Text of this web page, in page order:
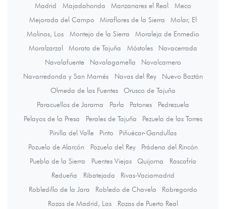
Madrid
Majadahonda Manzanares el Real
Meco
Mejorada del Campo
Miraflores de la Sierra
Molar, El
Molinos, Los
Montejo de la Sierra
Moraleja de Enmedio
Moralzarzal
Morata de Tajuña Móstoles
Navacerrada
Navalafuente
Navalagamella
Navalcarnero
Navarredonda y San Mamés
Navas del Rey
Nuevo Baztán
Olmeda de las Fuentes
Orusco de Tajuña
Paracuellos de Jarama
Parla Patones
Pedrezuela
Pelayos de la Presa
Perales de Tajuña
Pezuela de las Torres
Pinilla del Valle
Pinto
Piñuécar-Gandullas
Pozuelo de Alarcón
Pozuelo del Rey
Prádena del Rincón
Puebla de la Sierra
Puentes Viejas Quijorna
Rascafría
Redueña
Ribatejada
Rivas-Vaciamadrid
Robledillo de la Jara
Robledo de Chavela
Robregordo
Rozas de Madrid, Las
Rozas de Puerto Real